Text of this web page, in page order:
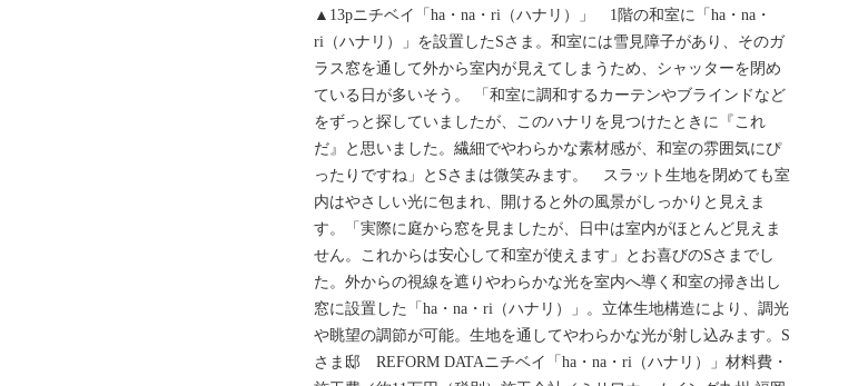
▲13pニチベイ「ha・na・ri（ハナリ）」 1階の和室に「ha・na・
ri（ハナリ）」を設置したSさま。和室には雪見障子があり、そのガ
ラス窓を通して外から室内が見えてしまうため、シャッターを閉め
ている日が多いそう。 「和室に調和するカーテンやブラインドなど
をずっと探していましたが、このハナリを見つけたときに『これ
だ』と思いました。繊細でやわらかな素材感が、和室の雰囲気にぴ
ったりですね」とSさまは微笑みます。 スラット生地を閉めても室
内はやさしい光に包まれ、開けると外の風景がしっかりと見えま
す。「実際に庭から窓を見ましたが、日中は室内がほとんど見えま
せん。これからは安心して和室が使えます」とお喜びのSさまでし
た。外からの視線を遮りやわらかな光を室内へ導く和室の掃き出し
窓に設置した「ha・na・ri（ハナリ）」。立体生地構造により、調光
や眺望の調節が可能。生地を通してやわらかな光が射し込みます。S
さま邸 REFORM DATAニチベイ「ha・na・ri（ハナリ）」材料費・